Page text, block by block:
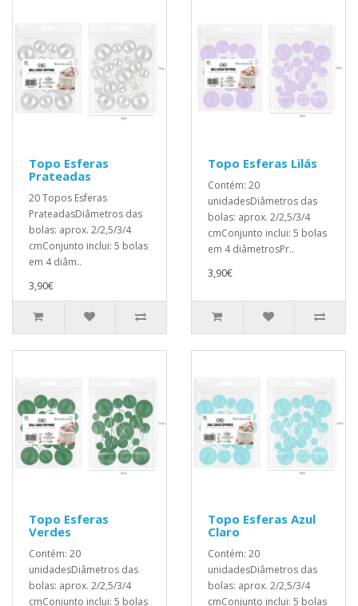
Topo Esferas
Prateadas
20 Topos Esferas
PrateadasDiâmetros das
bolas: aprox. 2/2,5/3/4
cmConjunto inclui: 5 bolas
em 4 diâm..
3,90€
Topo Esferas Lilás
Contém: 20
unidadesDiâmetros das
bolas: aprox. 2/2,5/3/4
cmConjunto inclui: 5 bolas
em 4 diâmetrosPr..
3,90€
Topo Esferas
Verdes
Contém: 20
unidadesDiâmetros das
bolas: aprox. 2/2,5/3/4
cmConjunto inclui: 5 bolas
Topo Esferas Azul
Claro
Contém: 20
unidadesDiâmetros das
bolas: aprox. 2/2,5/3/4
cmConjunto inclui: 5 bolas